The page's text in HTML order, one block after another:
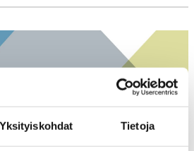
Yksityiskohdat Tietoja